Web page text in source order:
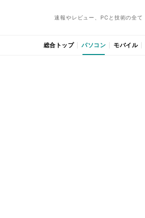
速報やレビュー、PCと技術の全て
総合トップ パソコン モバイル